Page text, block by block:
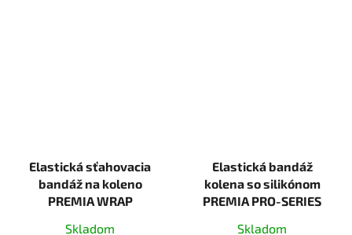
Elastická sťahovacia
bandáž na koleno
PREMIA WRAP
Skladom
Elastická bandáž
kolena so silikónom
PREMIA PRO-SERIES
Skladom